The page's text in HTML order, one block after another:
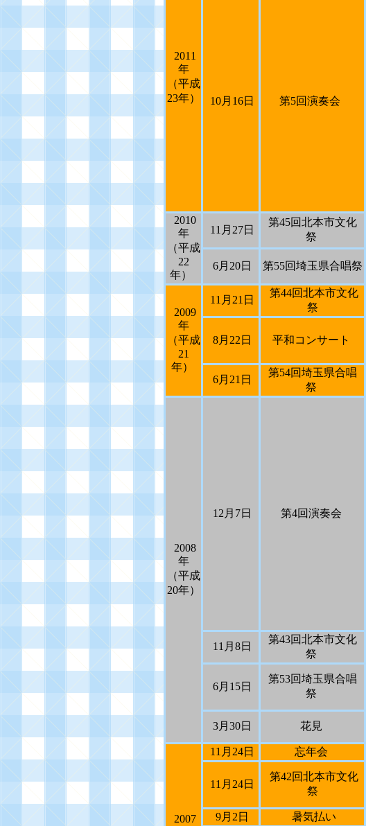
2011
年
（平成
23年） 10月 16日 第5回演奏会
2010
年
（平成
22
年）
11 月 27日
第45回北本市文化
祭
6月 20日 第55回埼玉県合唱祭
2009
年
（平成
21
年）
11 月 21 日
第44回北本市文化
祭
8月 22 日 平和コンサート
6月 21 日
第54回埼玉県合唱
祭
2008
年
（平成
20年）
12 月 7日 第4回演奏会
11 月 8日
第43回北本市文化
祭
6月 15日
第53回埼玉県合唱
祭
3月 30日 花見
2007
11 月 24日 忘年会
11 月 24日
第42回北本市文化
祭
9月 2 日 暑気払い